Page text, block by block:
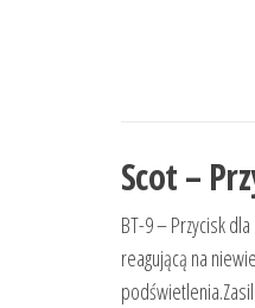
Scot –
BT-9 – Przycisk
reagującą na